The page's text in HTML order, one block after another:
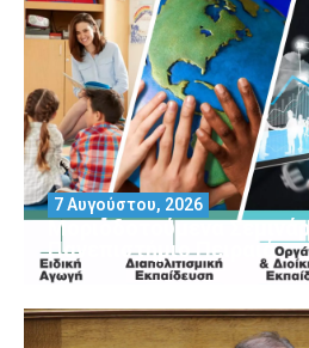
Μοριοδοτούμενα
Πανεπιστήμιο Πειραιά
7 Αυγούστου, 2026